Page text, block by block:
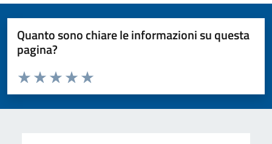
Quanto sono chiare le informazioni su questa
pagina?
Valuta da 1 a 5 stelle la pagina
Valuta 5 stelle su 5
Valuta 4 stelle su 5
Valuta 3 stelle su 5
Valuta 2 stelle su 5
Valuta 1 stelle su 5